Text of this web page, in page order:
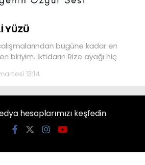
YÜZÜ
bugüne kadar en
biriyim. İktidarın Rize ayağı hiç
13:14
hesaplarımızı keşfedin